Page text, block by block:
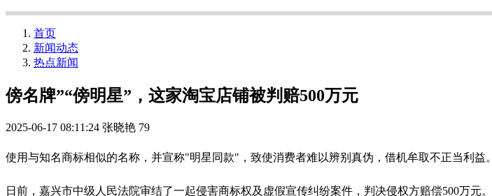
首页
新闻动态
热点新闻
傍名牌”“傍明星”，这家淘宝店铺被判赔500万元
2025-06-17 08:11:24 张晓艳 79
使用与知名商标相似的名称，并宣称"明星同款"，致使消费者难以辨别真伪，借机牟取不正当利益。
日前，嘉兴市中级人民法院审结了一起侵害商标权及虚假宣传纠纷案件，判决侵权方赔偿500万元。